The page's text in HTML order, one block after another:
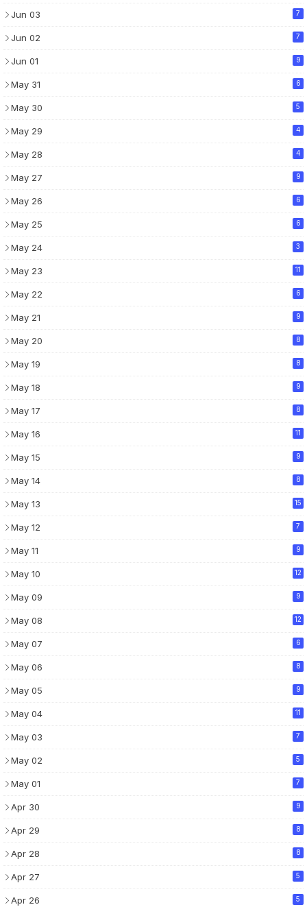
Jun 03 7
Jun 02 7
Jun 01 9
May 31 6
May 30 5
May 29 4
May 28 4
May 27 9
May 26 6
May 25 6
May 24 3
May 23 11
May 22 6
May 21 9
May 20 8
May 19 8
May 18 9
May 17 8
May 16 11
May 15 9
May 14 8
May 13 15
May 12 7
May 11 9
May 10 12
May 09 9
May 08 12
May 07 6
May 06 8
May 05 9
May 04 11
May 03 7
May 02 5
May 01 7
Apr 30 9
Apr 29 8
Apr 28 8
Apr 27 5
Apr 26 5